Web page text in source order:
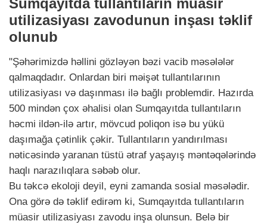
Sumqayıtda tullantıların müasir
utilizasiyası zavodunun inşası təklif
olunub
"Şəhərimizdə həllini gözləyən bəzi vacib məsələlər
qalmaqdadır. Onlardan biri məişət tullantılarının
utilizasiyası və daşınması ilə bağlı problemdir. Hazırda
500 mindən çox əhalisi olan Sumqayıtda tullantıların
həcmi ildən-ilə artır, mövcud poliqon isə bu yükü
daşımağa çətinlik çəkir. Tullantıların yandırılması
nəticəsində yaranan tüstü ətraf yaşayış məntəqələrində
haqlı narazılıqlara səbəb olur.
Bu təkcə ekoloji deyil, eyni zamanda sosial məsələdir.
Ona görə də təklif edirəm ki, Sumqayıtda tullantıların
müasir utilizasiyası zavodu inşa olunsun. Belə bir